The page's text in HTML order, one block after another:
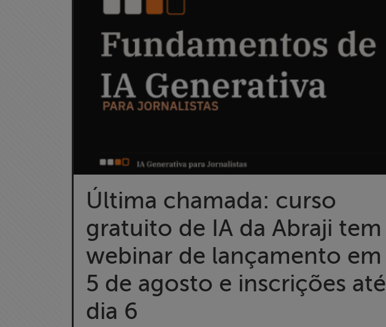
Última chamada: curso
gratuito de IA da Abraji tem
webinar de lançamento em
5 de agosto e inscrições até
dia 6